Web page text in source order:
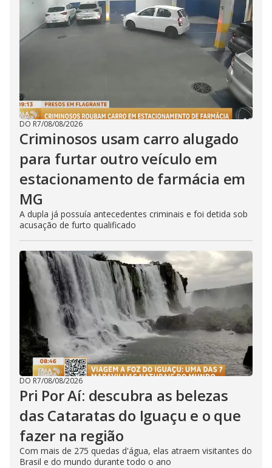
DO R7/08/08/2026
Criminosos usam carro alugado
para furtar outro veículo em
estacionamento de farmácia em
MG
A dupla já possuía antecedentes criminais e foi detida sob
acusação de furto qualificado
DO R7/08/08/2026
Pri Por Aí: descubra as belezas
das Cataratas do Iguaçu e o que
fazer na região
Com mais de 275 quedas d'água, elas atraem visitantes do
Brasil e do mundo durante todo o ano